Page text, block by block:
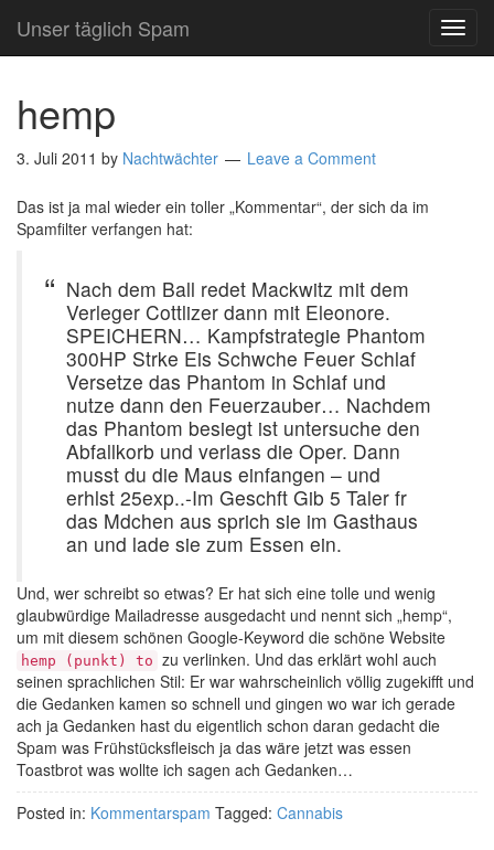
Unser täglich Spam
hemp
3. Juli 2011 by Nachtwächter Leave a Comment
Das ist ja mal wieder ein toller „Kommentar“, der sich da im
Spamfilter verfangen hat:
Nach dem Ball redet Mackwitz mit dem
Verleger Cottlizer dann mit Eleonore.
SPEICHERN… Kampfstrategie Phantom
300HP Strke Eis Schwche Feuer Schlaf
Versetze das Phantom in Schlaf und
nutze dann den Feuerzauber… Nachdem
das Phantom besiegt ist untersuche den
Abfallkorb und verlass die Oper. Dann
musst du die Maus einfangen – und
erhlst 25exp..-Im Geschft Gib 5 Taler fr
das Mdchen aus sprich sie im Gasthaus
an und lade sie zum Essen ein.
Und, wer schreibt so etwas? Er hat sich eine tolle und wenig
glaubwürdige Mailadresse ausgedacht und nennt sich „hemp“,
um mit diesem schönen Google-Keyword die schöne Website
hemp (punkt) to zu verlinken. Und das erklärt wohl auch
seinen sprachlichen Stil: Er war wahrscheinlich völlig zugekifft und
die Gedanken kamen so schnell und gingen wo war ich gerade
ach ja Gedanken hast du eigentlich schon daran gedacht die
Spam was Frühstücksfleisch ja das wäre jetzt was essen
Toastbrot was wollte ich sagen ach Gedanken…
Posted in: Kommentarspam Tagged: Cannabis